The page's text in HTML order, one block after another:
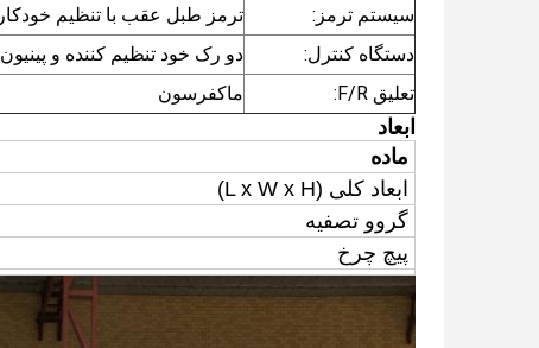
سیستم ترمز:
ترمز طبل عقب با تنظیم خودکار
دستگاه کنترل:
دو رک خود تنظیم کننده و پینیون
تعلیق F/R:
ماکفرسون
ابعاد
ماده
ابعاد کلی (L x W x H)
گروو تصفیه
پیچ چرخ